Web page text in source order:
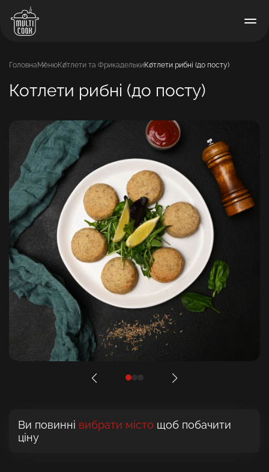
Головна МенюКотлети та ФрикаделькиКотлети рибні (до посту)
Котлети рибні (до посту)
Ви повинні вибрати місто щоб побачити
ціну